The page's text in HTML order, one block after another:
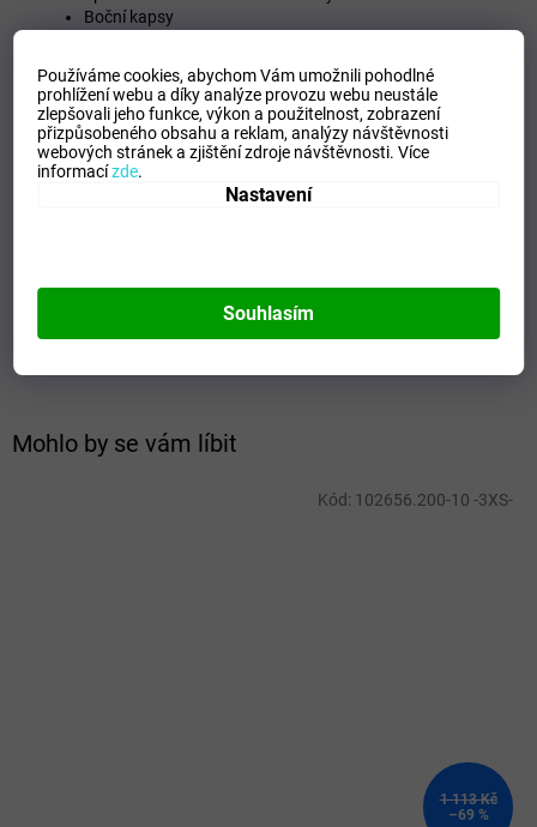
Používáme cookies, abychom Vám umožnili pohodlné
prohlížení webu a díky analýze provozu webu neustále
zlepšovali jeho funkce, výkon a použitelnost,zobrazení
přizpůsobeného obsahu a reklam, analýzy návštěvnosti
webových stránek a zjištění zdroje návštěvnosti.Více
informacízde.
Nastavení
Souhlasím
Mohlo by se vám líbit
1 113 Kč
–69 %
Kód: 102656.200-10 -3XS-
Boční kapsy
Typ střihu: normální
100% polyester
Doplňkové parametry
Tipo Mdelo
Pro sportovce se stylem.